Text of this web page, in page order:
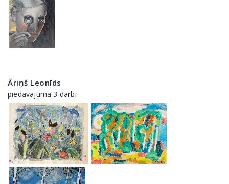
Āriņš Leonīds
piedāvājumā 3 darbi